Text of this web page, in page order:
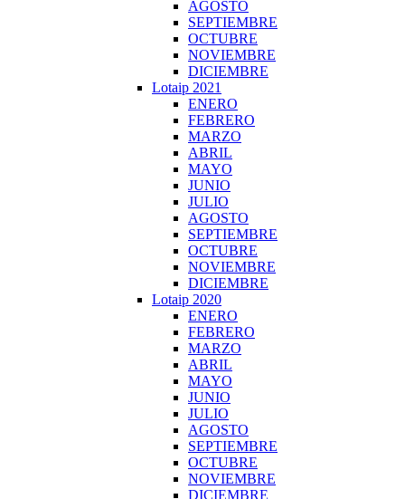
AGOSTO
SEPTIEMBRE
OCTUBRE
NOVIEMBRE
DICIEMBRE
Lotaip 2021
ENERO
FEBRERO
MARZO
ABRIL
MAYO
JUNIO
JULIO
AGOSTO
SEPTIEMBRE
OCTUBRE
NOVIEMBRE
DICIEMBRE
Lotaip 2020
ENERO
FEBRERO
MARZO
ABRIL
MAYO
JUNIO
JULIO
AGOSTO
SEPTIEMBRE
OCTUBRE
NOVIEMBRE
DICIEMBRE